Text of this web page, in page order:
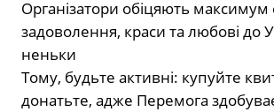
Організатори обіцяють максимум
задоволення, краси та любові до
неньки
Тому, будьте активні: купуйте
донатьте, адже Перемога